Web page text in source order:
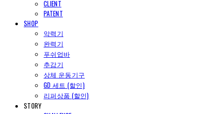
CLIENT
PATENT
SHOP
악력기
완력기
푸쉬업바
추감기
상체 운동기구
GD 세트 (할인)
리퍼상품 (할인)
STORY